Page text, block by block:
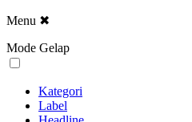
Menu ✖
Mode Gelap
Kategori
Label